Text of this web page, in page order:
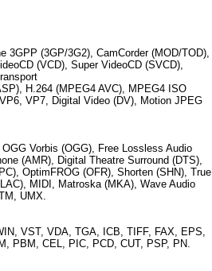
3GPP (3GP/3G2), CamCorder (MOD/TOD),
(VCD), Super VideoCD (SVCD),
H.264 (MPEG4 AVC), MPEG4 ISO
VP7, Digital Video (DV), Motion JPEG
Vorbis (OGG), Free Lossless Audio
(AMR), Digital Theatre Surround (DTS),
OptimFROG (OFR), Shorten (SHN), True
MIDI, Matroska (MKA), Wave Audio
UMX.
VST, VDA, TGA, ICB, TIFF, FAX, EPS,
PBM, CEL, PIC, PCD, CUT, PSP, PN.